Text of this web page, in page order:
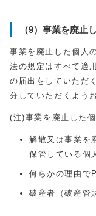
（9）事業を廃止
事業を廃止した個人
法の規定はすべて適
の届出をしていただ
分していただくよう
(注)事業を廃止した
解散又は事業を
保管している個
何らかの理由で
破産者（破産管